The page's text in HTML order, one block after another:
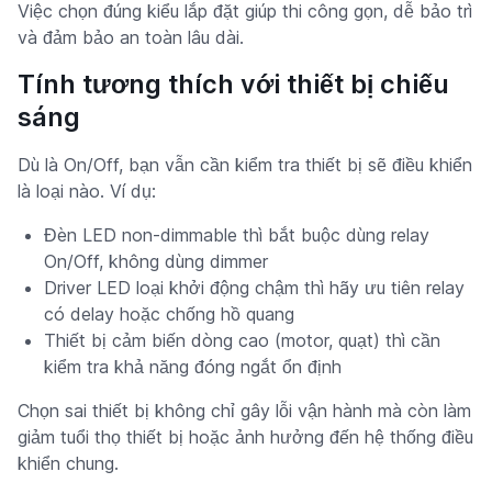
Việc chọn đúng kiểu lắp đặt giúp thi công gọn, dễ bảo trì
và đảm bảo an toàn lâu dài.
Tính tương thích với thiết bị chiếu
sáng
Dù là On/Off, bạn vẫn cần kiểm tra thiết bị sẽ điều khiển
là loại nào. Ví dụ:
Đèn LED non-dimmable thì bắt buộc dùng relay
On/Off, không dùng dimmer
Driver LED loại khởi động chậm thì hãy ưu tiên relay
có delay hoặc chống hồ quang
Thiết bị cảm biến dòng cao (motor, quạt) thì cần
kiểm tra khả năng đóng ngắt ổn định
Chọn sai thiết bị không chỉ gây lỗi vận hành mà còn làm
giảm tuổi thọ thiết bị hoặc ảnh hưởng đến hệ thống điều
khiển chung.